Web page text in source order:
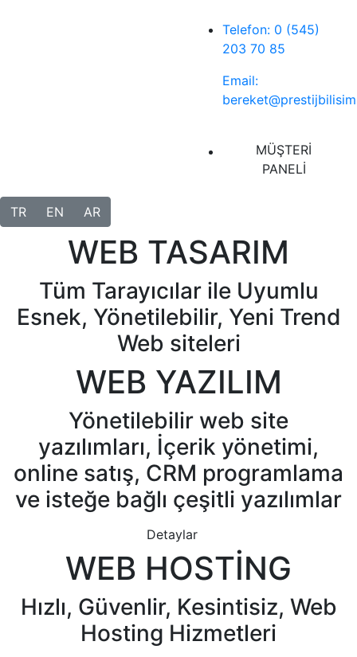
Telefon: 0 (545)
203 70 85
Email:
MÜŞTERİ
PANELİ
TR EN AR
WEB TASARIM
Tüm Tarayıcılar ile Uyumlu
Esnek, Yönetilebilir, Yeni Trend
Web siteleri
WEB YAZILIM
Yönetilebilir web site
yazılımları, İçerik yönetimi,
online satış, CRM programlama
ve isteğe bağlı çeşitli yazılımlar
Detaylar
WEB HOSTİNG
Hızlı, Güvenlir, Kesintisiz, Web
Hosting Hizmetleri